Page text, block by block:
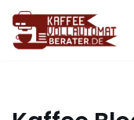
Zum